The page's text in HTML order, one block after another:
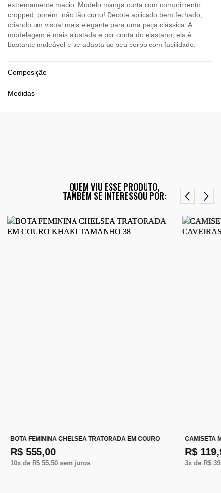
extremamente macio. Modelo manga curta com comprimento
cropped, porém, não tão curto! Decote aplicado bem fechado,
criando um visual mais elegante para uma peça clássica. A
modelagem é mais ajustada e por conta do elastano, ela é
bastante maleável e se adapta ao seu corpo com facilidade.
Composição
Medidas
QUEM VIU ESSE PRODUTO,
TAMBÉM SE INTERESSOU POR:
BOTA FEMININA CHELSEA TRATORADA EM COURO
R$ 555,00
10x de R$ 55,50sem juros
CAMISETA
R$
3x de R$